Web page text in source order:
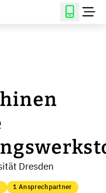
Dresden
1 Ansprechpartner